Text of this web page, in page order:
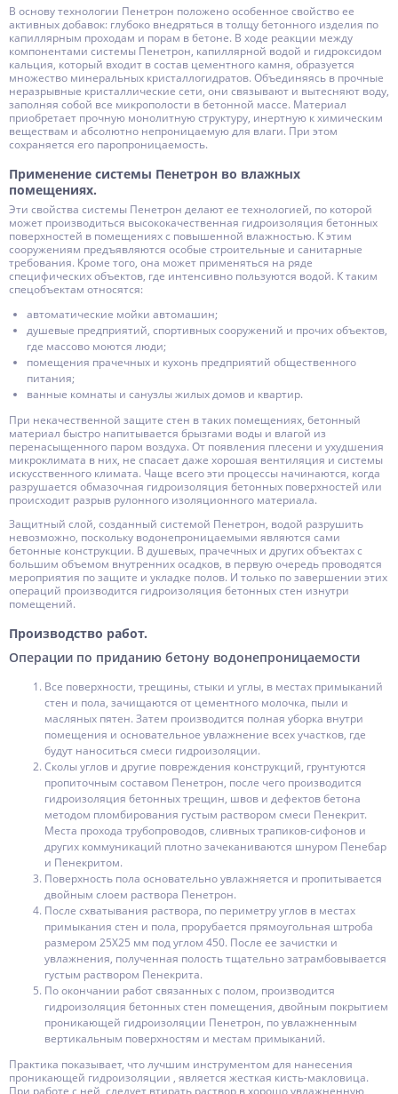
В основу технологии Пенетрон положено особенное свойство ее
активных добавок: глубоко внедряться в толщу бетонного изделия по
капиллярным проходам и порам в бетоне. В ходе реакции между
компонентами системы Пенетрон, капиллярной водой и гидроксидом
кальция, который входит в состав цементного камня, образуется
множество минеральных кристаллогидратов. Объединяясь в прочные
неразрывные кристаллические сети, они связывают и вытесняют воду,
заполняя собой все микрополости в бетонной массе. Материал
приобретает прочную монолитную структуру, инертную к химическим
веществам и абсолютно непроницаемую для влаги. При этом
сохраняется его паропроницаемость.
Применение системы Пенетрон во влажных
помещениях.
Эти свойства системы Пенетрон делают ее технологией, по которой
может производиться высококачественная гидроизоляция бетонных
поверхностей в помещениях с повышенной влажностью. К этим
сооружениям предъявляются особые строительные и санитарные
требования. Кроме того, она может применяться на ряде
специфических объектов, где интенсивно пользуются водой. К таким
спецобъектам относятся:
автоматические мойки автомашин;
душевые предприятий, спортивных сооружений и прочих объектов,
где массово моются люди;
помещения прачечных и кухонь предприятий общественного
питания;
ванные комнаты и санузлы жилых домов и квартир.
При некачественной защите стен в таких помещениях, бетонный
материал быстро напитывается брызгами воды и влагой из
перенасыщенного паром воздуха. От появления плесени и ухудшения
микроклимата в них, не спасает даже хорошая вентиляция и системы
искусственного климата. Чаще всего эти процессы начинаются, когда
разрушается обмазочная гидроизоляция бетонных поверхностей или
происходит разрыв рулонного изоляционного материала.
Защитный слой, созданный системой Пенетрон, водой разрушить
невозможно, поскольку водонепроницаемыми являются сами
бетонные конструкции. В душевых, прачечных и других объектах с
большим объемом внутренних осадков, в первую очередь проводятся
мероприятия по защите и укладке полов. И только по завершении этих
операций производится гидроизоляция бетонных стен изнутри
помещений.
Производство работ.
Операции по приданию бетону водонепроницаемости
Все поверхности, трещины, стыки и углы, в местах примыканий
стен и пола, зачищаются от цементного молочка, пыли и
масляных пятен. Затем производится полная уборка внутри
помещения и основательное увлажнение всех участков, где
будут наноситься смеси гидроизоляции.
Сколы углов и другие повреждения конструкций, грунтуются
пропиточным составом Пенетрон, после чего производится
гидроизоляция бетонных трещин, швов и дефектов бетона
методом пломбирования густым раствором смеси Пенекрит.
Места прохода трубопроводов, сливных трапиков-сифонов и
других коммуникаций плотно зачеканиваются шнуром Пенебар
и Пенекритом.
Поверхность пола основательно увлажняется и пропитывается
двойным слоем раствора Пенетрон.
После схватывания раствора, по периметру углов в местах
примыкания стен и пола, прорубается прямоугольная штроба
размером 25Х25 мм под углом 450. После ее зачистки и
увлажнения, полученная полость тщательно затрамбовывается
густым раствором Пенекрита.
По окончании работ связанных с полом, производится
гидроизоляция бетонных стен помещения, двойным покрытием
проникающей гидроизоляции Пенетрон, по увлажненным
вертикальным поверхностям и местам примыканий.
Практика показывает, что лучшим инструментом для нанесения
проникающей гидроизоляции , является жесткая кисть-макловица.
При работе с ней, следует втирать раствор в хорошо увлажненную